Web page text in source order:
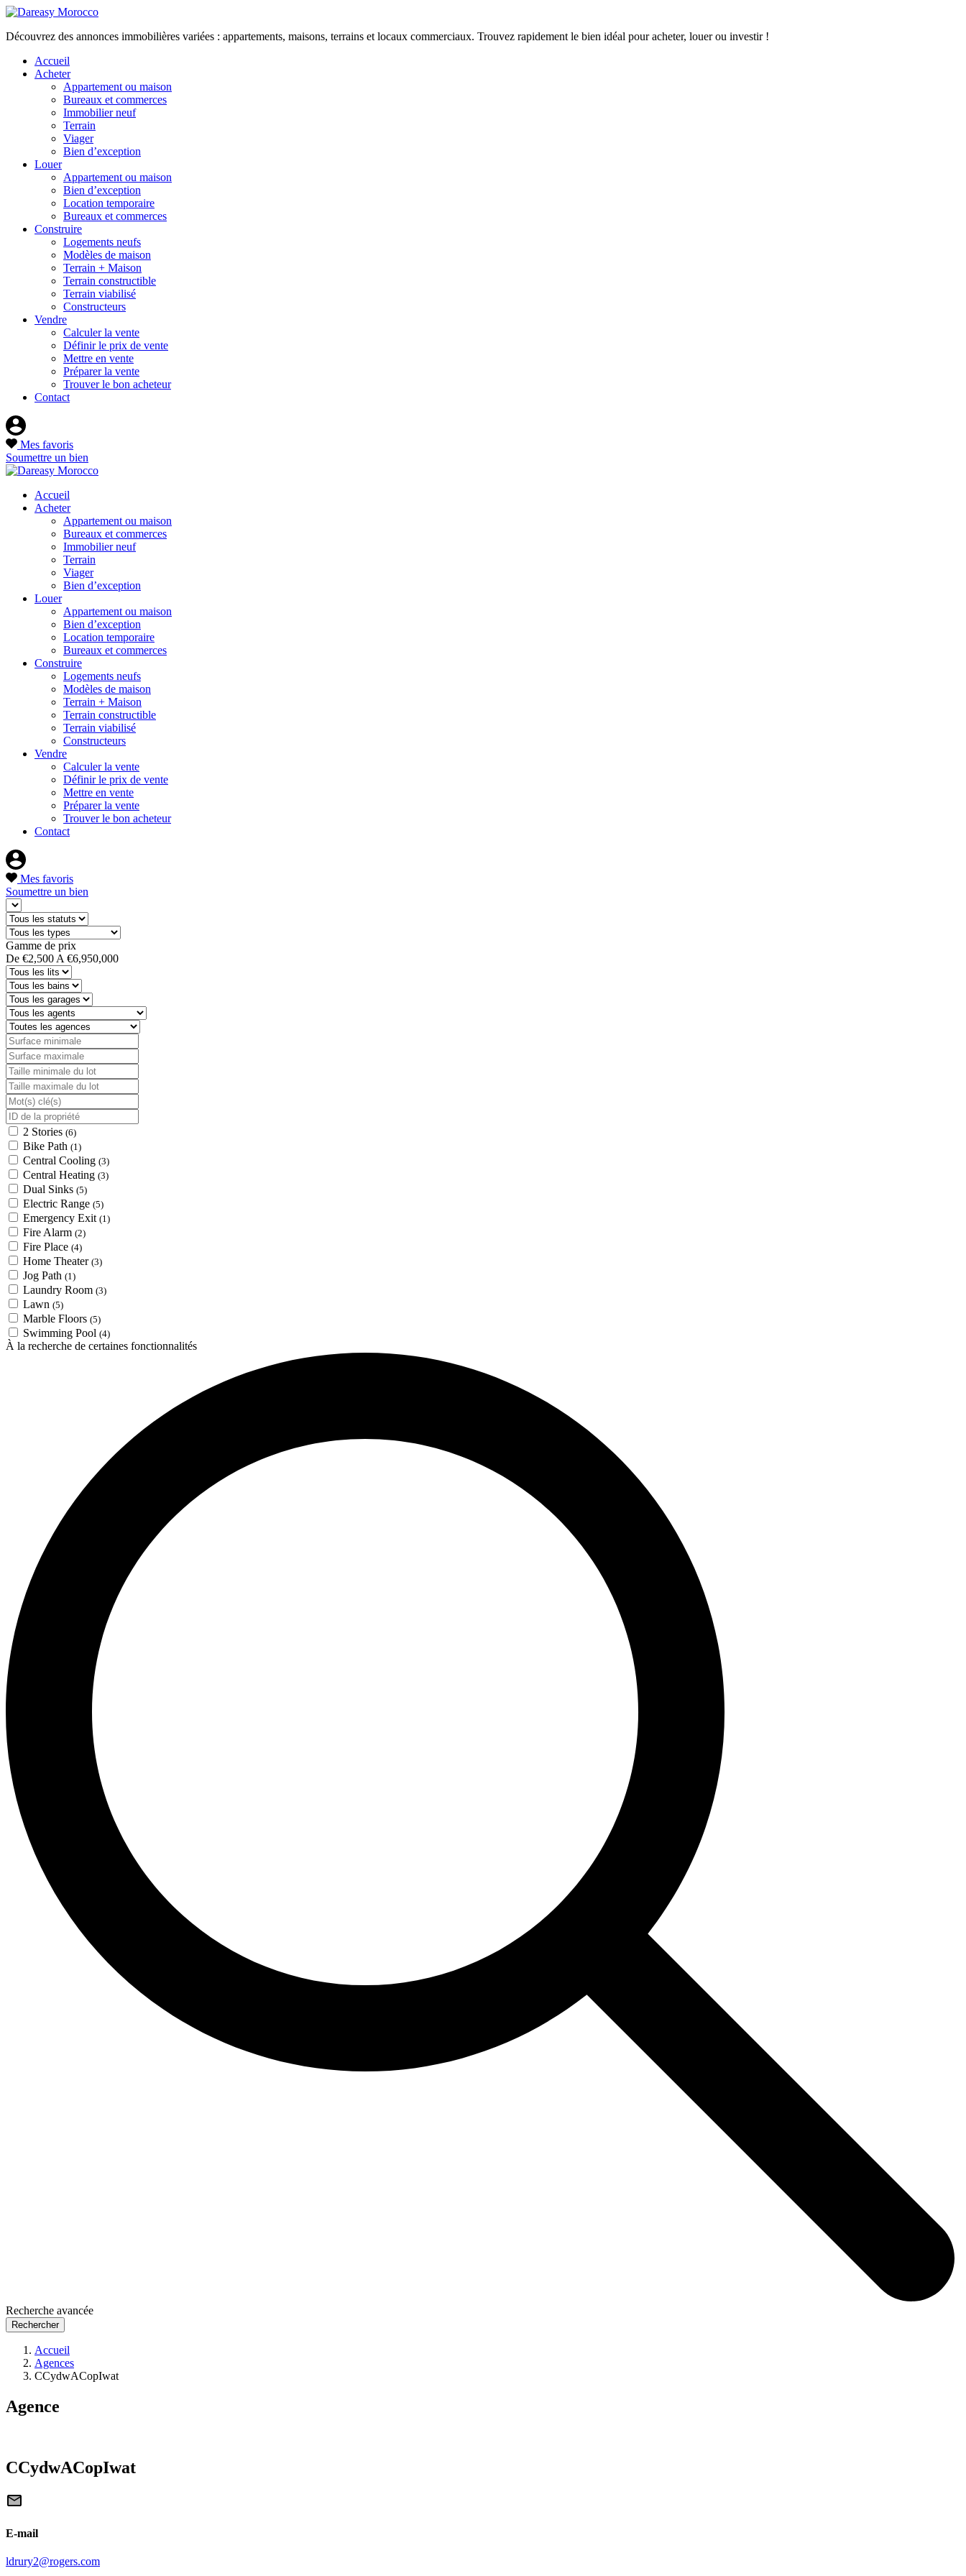
Découvrez des annonces immobilières variées : appartements, maisons, terrains et locaux commerciaux. Trouvez rapidement le bien idéal pour acheter, louer ou investir !
Accueil
Acheter
Appartement ou maison
Bureaux et commerces
Immobilier neuf
Terrain
Viager
Bien d’exception
Louer
Appartement ou maison
Bien d’exception
Location temporaire
Bureaux et commerces
Construire
Logements neufs
Modèles de maison
Terrain + Maison
Terrain constructible
Terrain viabilisé
Constructeurs
Vendre
Calculer la vente
Définir le prix de vente
Mettre en vente
Préparer la vente
Trouver le bon acheteur
Contact
Mes favoris
Soumettre un bien
Accueil
Acheter
Appartement ou maison
Bureaux et commerces
Immobilier neuf
Terrain
Viager
Bien d’exception
Louer
Appartement ou maison
Bien d’exception
Location temporaire
Bureaux et commerces
Construire
Logements neufs
Modèles de maison
Terrain + Maison
Terrain constructible
Terrain viabilisé
Constructeurs
Vendre
Calculer la vente
Définir le prix de vente
Mettre en vente
Préparer la vente
Trouver le bon acheteur
Contact
Mes favoris
Soumettre un bien
Gamme de prix
De €2,500 A €6,950,000
2 Stories (6)
Bike Path (1)
Central Cooling (3)
Central Heating (3)
Dual Sinks (5)
Electric Range (5)
Emergency Exit (1)
Fire Alarm (2)
Fire Place (4)
Home Theater (3)
Jog Path (1)
Laundry Room (3)
Lawn (5)
Marble Floors (5)
Swimming Pool (4)
À la recherche de certaines fonctionnalités
Recherche avancée
Rechercher
Accueil
Agences
CCydwACopIwat
Agence
CCydwACopIwat
E-mail
ldrury2@rogers.com